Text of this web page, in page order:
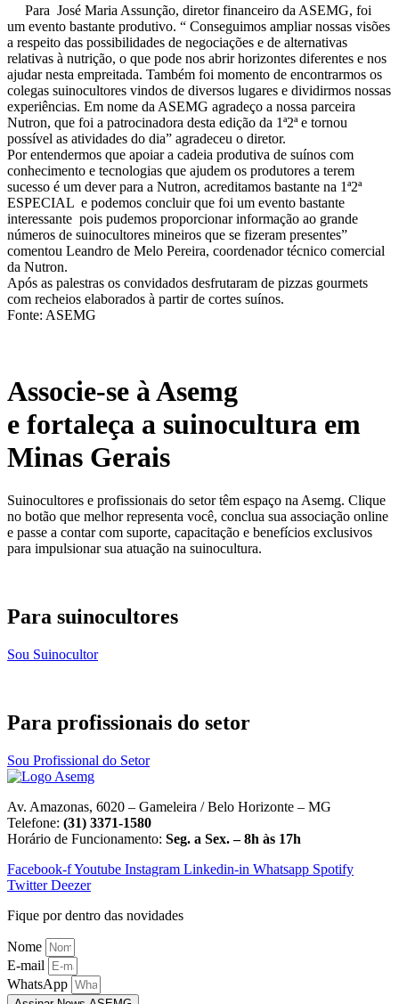
Para José Maria Assunção, diretor financeiro da ASEMG, foi
um evento bastante produtivo. “ Conseguimos ampliar nossas visões
a respeito das possibilidades de negociações e de alternativas
relativas à nutrição, o que pode nos abrir horizontes diferentes e nos
ajudar nesta empreitada. Também foi momento de encontrarmos os
colegas suinocultores vindos de diversos lugares e dividirmos nossas
experiências. Em nome da ASEMG agradeço a nossa parceira
Nutron, que foi a patrocinadora desta edição da 1ª2ª e tornou
possível as atividades do dia” agradeceu o diretor.
Por entendermos que apoiar a cadeia produtiva de suínos com
conhecimento e tecnologias que ajudem os produtores a terem
sucesso é um dever para a Nutron, acreditamos bastante na 1ª2ª
ESPECIAL e podemos concluir que foi um evento bastante
interessante pois pudemos proporcionar informação ao grande
números de suinocultores mineiros que se fizeram presentes”
comentou Leandro de Melo Pereira, coordenador técnico comercial
da Nutron.
Após as palestras os convidados desfrutaram de pizzas gourmets
com recheios elaborados à partir de cortes suínos.
Fonte: ASEMG
Associe-se à Asemg
e fortaleça a suinocultura em
Minas Gerais
Suinocultores e profissionais do setor têm espaço na Asemg. Clique
no botão que melhor representa você, conclua sua associação online
e passe a contar com suporte, capacitação e benefícios exclusivos
para impulsionar sua atuação na suinocultura.
Para suinocultores
Sou Suinocultor
Para profissionais do setor
Sou Profissional do Setor
Av. Amazonas, 6020 – Gameleira / Belo Horizonte – MG
Telefone: (31) 3371-1580
Horário de Funcionamento: Seg. a Sex. – 8h às 17h
Facebook-fYoutube Instagram Linkedin-in Whatsapp Spotify
Twitter Deezer
Fique por dentro das novidades
Nome
E-mail
WhatsApp